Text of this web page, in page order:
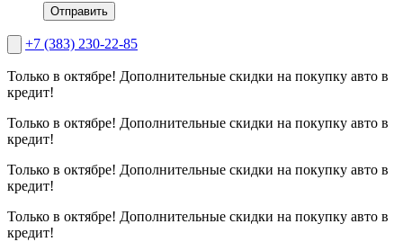
Отправить
+7 (383) 230-22-85
Только в октябре! Дополнительные скидки на покупку авто в
кредит!
Только в октябре! Дополнительные скидки на покупку авто в
кредит!
Только в октябре! Дополнительные скидки на покупку авто в
кредит!
Только в октябре! Дополнительные скидки на покупку авто в
кредит!